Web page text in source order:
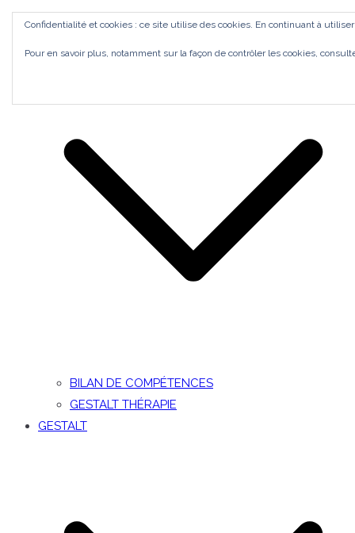
Aller
SI J'OSAIS
Bilan de Compétences Gestalt Rezé
ACCUEIL
BILAN DE COMPÉTENCES
GESTALT THÉRAPIE
GESTALT
Confidentialité et cookies : ce site utilise des cookies. En continuant à
Pour en savoir plus, notamment sur la façon de contrôler les cookies,